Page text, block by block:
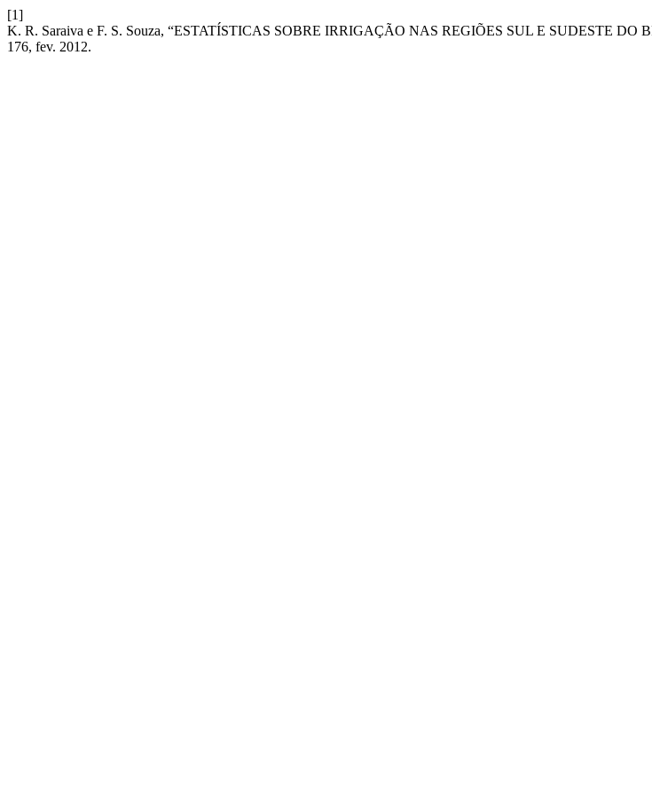
[1]
K. R. Saraiva e F. S. Souza, “ESTATÍSTICAS SOBRE IRRIGAÇÃO NAS REGIÕES SUL E SUDESTE
176, fev. 2012.